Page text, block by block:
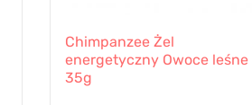
Chimpanzee Żel
energetyczny Owoce leśne
35g